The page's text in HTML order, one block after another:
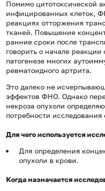
Помимо цитотоксической
инфицированных клеток,
реакциях отторжения
тканей. Повышение
ранние сроки после
говорить о начале
патогенезе многих
ревматоидного артрита.
Это далеко не
эффектов ФНО. Однако
некроза опухоли
потребности
Для чего используется
Для определения
опухоли в крови.
Когда назначается